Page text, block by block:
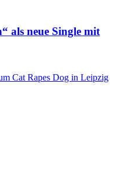
als neue Single mit